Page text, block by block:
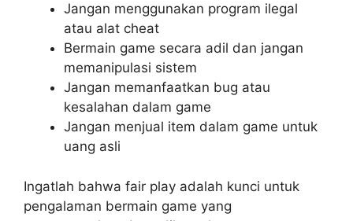
Jangan menggunakan program ilegal
atau alat cheat
Bermain game secara adil dan jangan
memanipulasi sistem
Jangan memanfaatkan bug atau
kesalahan dalam game
Jangan menjual item dalam game untuk
uang asli
Ingatlah bahwa fair play adalah kunci untuk
pengalaman bermain game yang